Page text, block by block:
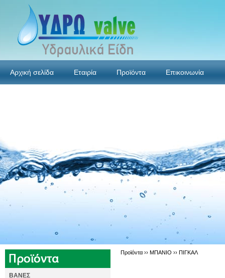
Αρχική σελίδα Εταιρία Προϊόντα Επικοινωνία
ΒΑΝΕΣ
Προϊόντα ›› ΜΠΑΝΙΟ ›› ΠΙΓΚΑΛ